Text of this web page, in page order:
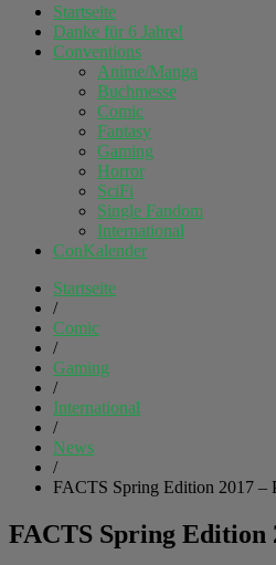
Startseite
Danke für 6 Jahre!
Conventions
Anime/Manga
Buchmesse
Comic
Fantasy
Gaming
Horror
SciFi
Single Fandom
International
ConKalender
Startseite
/
Comic
/
Gaming
/
International
/
News
/
FACTS Spring Edition 2017 –
FACTS Spring Edition